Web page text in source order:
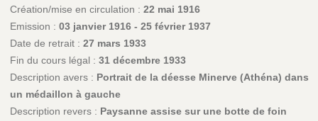
Création/mise en circulation : 22 mai 1916
Emission : 03 janvier 1916 - 25 février 1937
Date de retrait : 27 mars 1933
Fin du cours légal : 31 décembre 1933
Description avers : Portrait de la déesse Minerve (Athéna) dans
un médaillon à gauche
Description revers : Paysanne assise sur une botte de foin